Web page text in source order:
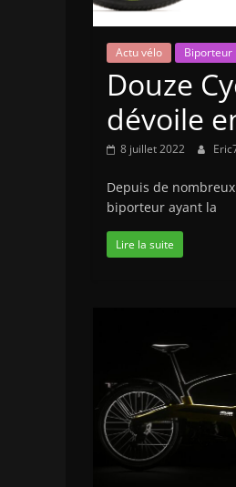
Actu vélo Biporteur
Douze
dévoile
8 juillet 2022
Depuis de
biporteur ayant la
Lire la suite